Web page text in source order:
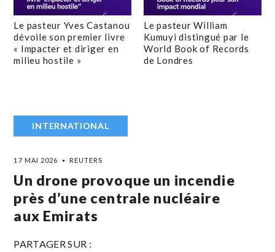
Le pasteur Yves Castanou
dévoile son premier livre
« Impacter et diriger en
milieu hostile »
Le pasteur William
Kumuyi distingué par le
World Book of Records
de Londres
INTERNATIONAL
17 MAI 2026 REUTERS
Un drone provoque un incendie
près d’une centrale nucléaire
aux Emirats
PARTAGER SUR :